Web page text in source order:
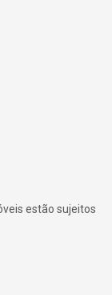
estão sujeitos